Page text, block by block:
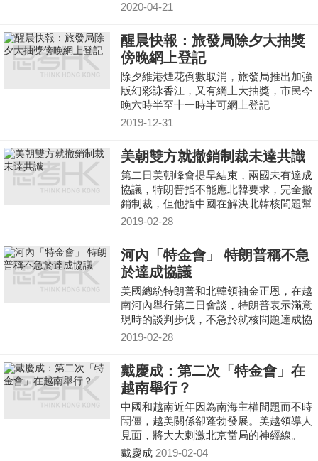
2020-04-21
醒晨快報：旅發局除夕大抽獎
傍晚網上登記
除夕維港煙花倒數取消，旅發局推出加強
版幻彩詠香江，又有網上大抽獎，市民今
晚六時半至十一時半可網上登記
2019-12-31
美朝雙方就撤銷制裁未達共識
第二日美朝峰會提早結束，兩國未有達成
協議，特朗普指不能應北韓要求，完全撤
銷制裁，但他指中國在解決北韓核問題幫
了很大忙。
2019-02-28
河內「特金會」 特朗普稱不急
於達成協議
美國總統特朗普和北韓領袖金正恩，在越
南河內舉行第二日會談，特朗普表示滿意
現時的談判步伐，不急於就核問題達成協
議，而金正恩就指，會盡力令峰會有良好
2019-02-28
戴慶成：第二次「特金會」在
越南舉行？
中國和越南近年因為南海主權問題而不時
鬧僵，越美關係卻蓬勃發展。美越領導人
見面，將大大刺激北京當局的神經線。
戴慶成 2019-02-04